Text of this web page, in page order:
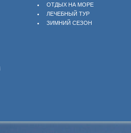
ОТДЫХ НА МОРЕ
ЛЕЧЕБНЫЙ ТУР
ЗИМНИЙ СЕЗОН